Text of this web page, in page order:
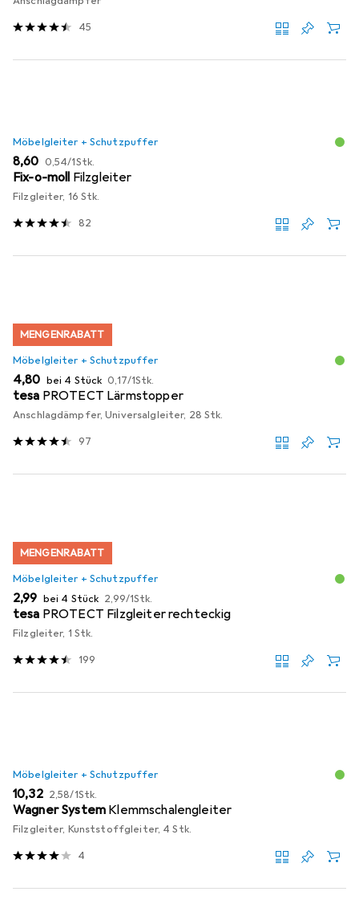
45
Möbelgleiter + Schutzpuffer
EUR
8,60 EUR
0,54/1Stk.
Fix-o-moll Filzgleiter
Filzgleiter, 16 Stk.
82
MENGENRABATT
Möbelgleiter + Schutzpuffer
EUR
4,80 bei 4 Stück EUR
0,17/1Stk.
tesa PROTECT Lärmstopper
Anschlagdämpfer, Universalgleiter, 28 Stk.
97
MENGENRABATT
Möbelgleiter + Schutzpuffer
EUR
2,99 bei 4 Stück EUR
2,99/1Stk.
tesa PROTECT Filzgleiter rechteckig
Filzgleiter, 1 Stk.
199
Möbelgleiter + Schutzpuffer
EUR
10,32 EUR
2,58/1Stk.
Wagner System Klemmschalengleiter
Filzgleiter, Kunststoffgleiter, 4 Stk.
4